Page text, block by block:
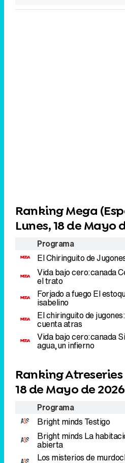
Ranking Mega
Lunes, 18 de Mayo
Programa
El Chiringuito de
Vida bajo cero:canada
el trato
Forjado a fuegoEl
isabelino
El chiringuito de
cuenta atras
Vida bajo cero:canada
agua,un infierno
Ranking Atreseries
18 de Mayo de 2026
Programa
Bright minds Testigo
Bright minds La
abierta
Los misterios de